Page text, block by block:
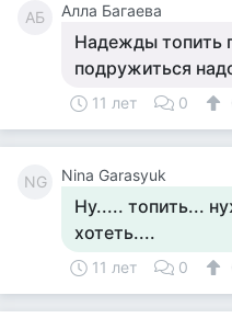
АБ Алла Багаева
Надежды топить
подружиться
11 лет 0
NG Nina Garasyuk
Ну..... топить...
хотеть....
11 лет 0